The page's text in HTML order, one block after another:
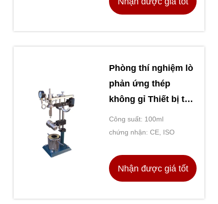
Phòng thí nghiệm lò
phản ứng thép
không gỉ Thiết bị thí
nghiệm chung
Công suất: 100ml
chứng nhận: CE, ISO
Nhận được giá tốt